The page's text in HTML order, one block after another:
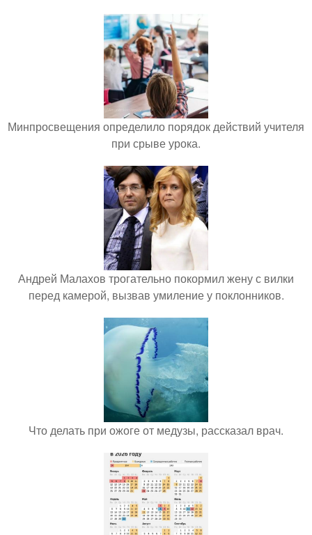
Минпросвещения определило порядок действий учителя
при срыве урока.
Андрей Малахов трогательно покормил жену с вилки
перед камерой, вызвав умиление у поклонников.
Что делать при ожоге от медузы, рассказал врач.